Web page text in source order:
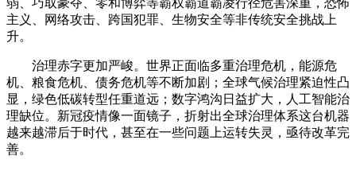
弱、巧取豪夺、零和博弈等霸权霸道霸凌行径危害深重，恐怖
主义、网络攻击、跨国犯罪、生物安全等非传统安全挑战上
升。
治理赤字更加严峻。世界正面临多重治理危机，能源危
机、粮食危机、债务危机等不断加剧；全球气候治理紧迫性凸
显，绿色低碳转型任重道远；数字鸿沟日益扩大，人工智能治
理缺位。新冠疫情像一面镜子，折射出全球治理体系这台机器
越来越滞后于时代，甚至在一些问题上运转失灵，亟待改革完
善。